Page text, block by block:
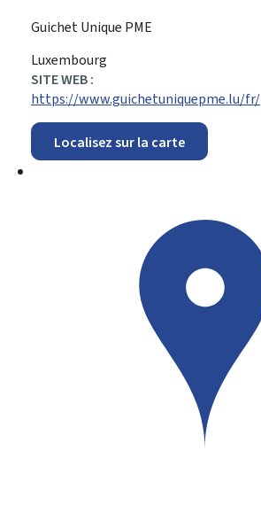
Guichet Unique PME
ADRESSE
:
Luxembourg
SITE WEB :
https://www.guichetuniquepme.lu/fr/
Localisez sur la carte